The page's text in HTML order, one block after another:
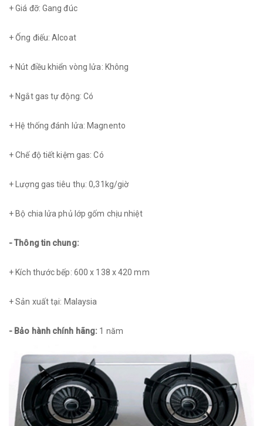
+ Giá đỡ: Gang đúc
+ Ống điếu: Alcoat
+ Nút điều khiển vòng lửa: Không
+ Ngắt gas tự động: Có
+ Hệ thống đánh lửa: Magnento
+ Chế độ tiết kiệm gas: Có
+ Lượng gas tiêu thụ: 0,31kg/giờ
+ Bộ chia lửa phủ lớp gốm chịu nhiệt
- Thông tin chung:
+ Kích thước bếp: 600 x 138 x 420 mm
+ Sản xuất tại: Malaysia
- Bảo hành chính hãng: 1 năm